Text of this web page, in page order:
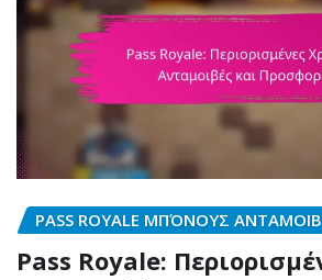
PASS ROYALE ΜΠΌΝΟΥΣ
Pass Royale: